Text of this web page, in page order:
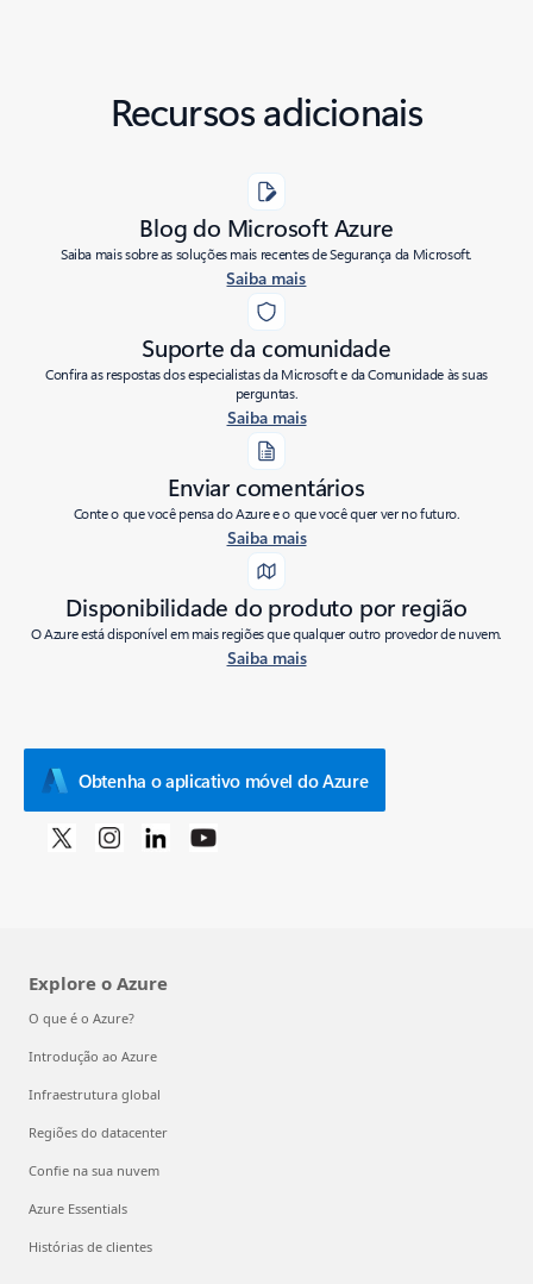
Recursos adicionais
Blog do Microsoft Azure
Saiba mais sobre as soluções mais recentes de Segurança da Microsoft.
Saiba mais
Suporte da comunidade
Confira as respostas dos especialistas da Microsoft e da Comunidade às suas
perguntas.
Saiba mais
Enviar comentários
Conte o que você pensa do Azure e o que você quer ver no futuro.
Saiba mais
Disponibilidade do produto por região
O Azure está disponível em mais regiões que qualquer outro provedor de nuvem.
Saiba mais
Obtenha o aplicativo móvel do Azure
Explore o Azure
O que é o Azure?
Introdução ao Azure
Infraestrutura global
Regiões do datacenter
Confie na sua nuvem
Azure Essentials
Histórias de clientes